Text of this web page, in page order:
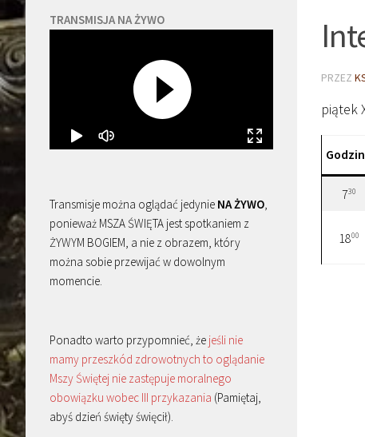
PRZEZ
piątek
730
1800
TRANSMISJA NA ŻYWO
Transmisje można oglądać jedynie NA ŻYWO,
ponieważ MSZA ŚWIĘTA jest spotkaniem z
ŻYWYM BOGIEM, a nie z obrazem, który
można sobie przewijać w dowolnym
momencie.
Ponadto warto przypomnieć, że jeśli nie
mamy przeszkód zdrowotnych to oglądanie
Mszy Świętej nie zastępuje moralnego
obowiązku wobec III przykazania (Pamiętaj,
abyś dzień święty święcił).